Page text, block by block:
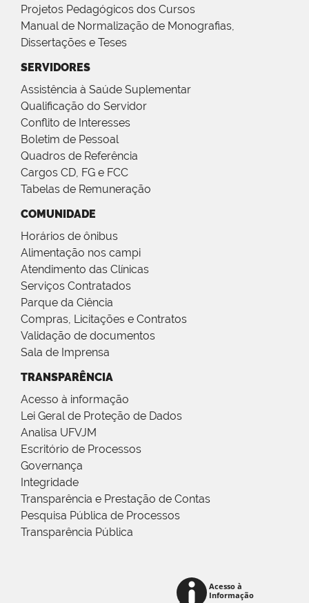
Projetos Pedagógicos dos Cursos
Manual de Normalização de Monografias,
Dissertações e Teses
SERVIDORES
Assistência à Saúde Suplementar
Qualificação do Servidor
Conflito de Interesses
Boletim de Pessoal
Quadros de Referência
Cargos CD, FG e FCC
Tabelas de Remuneração
COMUNIDADE
Horários de ônibus
Alimentação nos campi
Atendimento das Clínicas
Serviços Contratados
Parque da Ciência
Compras, Licitações e Contratos
Validação de documentos
Sala de Imprensa
TRANSPARÊNCIA
Acesso à informação
Lei Geral de Proteção de Dados
Analisa UFVJM
Escritório de Processos
Governança
Integridade
Transparência e Prestação de Contas
Pesquisa Pública de Processos
Transparência Pública